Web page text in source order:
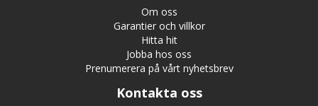
Om oss
Garantier och villkor
Hitta hit
Jobba hos oss
Prenumerera på vårt nyhetsbrev
Kontakta oss